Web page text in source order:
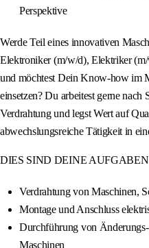
Perspektive
Werde Teil eines innovativen
Elektroniker (m/w/d), Elektriker
und möchtest Dein Know-how im
einsetzen? Du arbeitest gerne
Verdrahtung und legst Wert auf
abwechslungsreiche Tätigkeit in
DIES SIND DEINE
Verdrahtung von Maschinen,
Montage und Anschluss
Durchführung von
Maschinen